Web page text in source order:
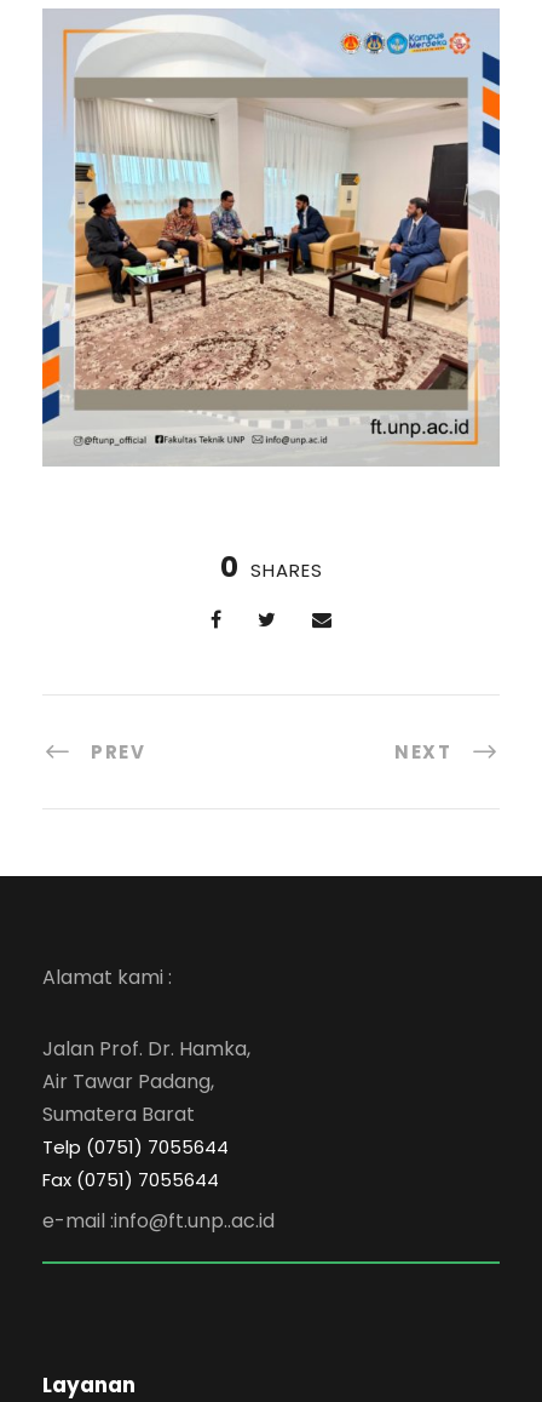
0 SHARES
PREV NEXT
Alamat kami :
Jalan Prof. Dr. Hamka,
Air Tawar Padang,
Sumatera Barat
Telp (0751) 7055644
Fax (0751) 7055644
e-mail :info@ft.unp..ac.id
Layanan